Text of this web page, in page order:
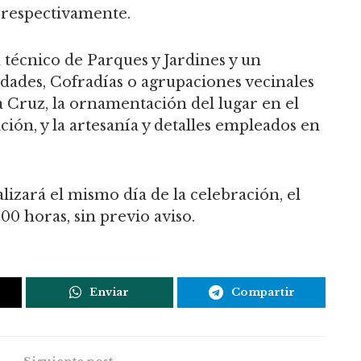
de Parques y Jardines y un
Cofradías o agrupaciones vecinales
Cruz, la ornamentación del lugar en el
y la artesanía y detalles empleados en
el mismo día de la celebración, el
horas, sin previo aviso.
Enviar Compartir